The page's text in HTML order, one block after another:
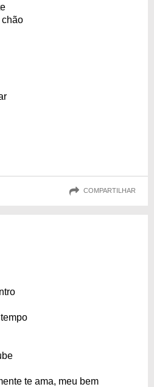
chão
COMPARTILHAR
te ama, meu bem